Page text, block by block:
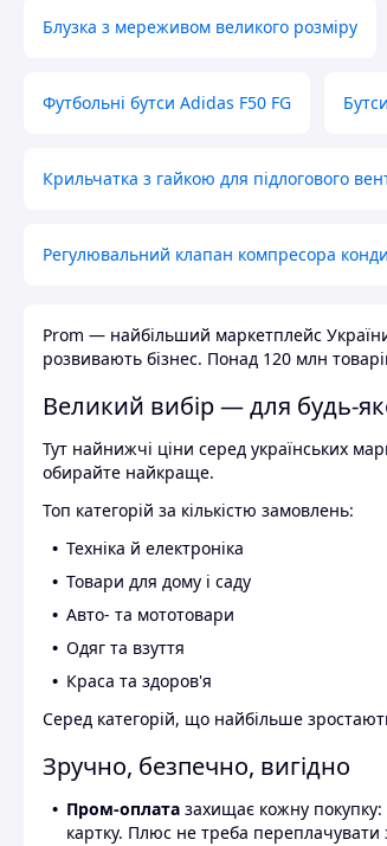
Блузка з мереживом великого розміру
Футбольні бутси Adidas F50 FG
Крильчатка з гайкою для підлогового
Регулювальний клапан компресора
Prom — найбільший маркетплейс
розвивають бізнес. Понад 120 млн
Великий вибір — для будь-
Тут найнижчі ціни серед українських
обирайте найкраще.
Топ категорій за кількістю замовлень:
Техніка й електроніка
Товари для дому і саду
Авто- та мототовари
Одяг та взуття
Краса та здоров'я
Серед категорій, що найбільше
Зручно, безпечно, вигідно
Пром-оплата захищає кожну
картку. Плюс не треба переплачувати